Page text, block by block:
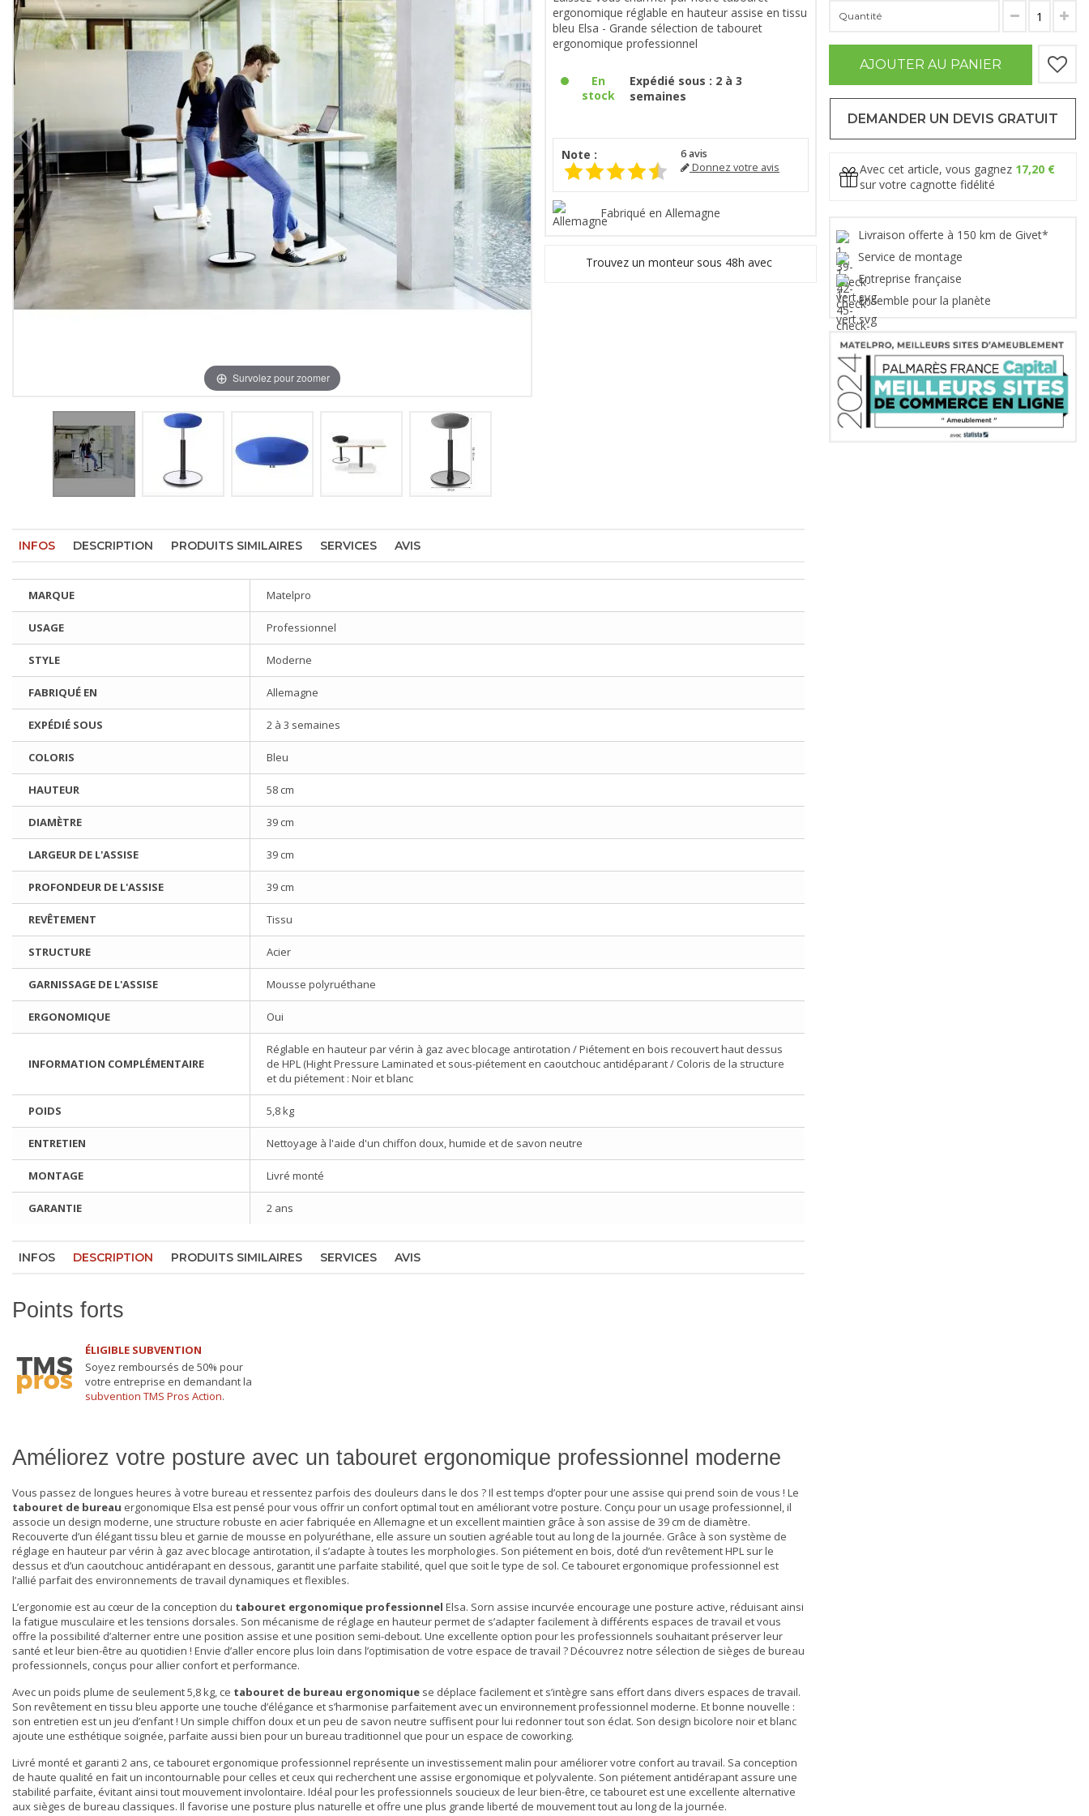
Survolez pour zoomer
ergonomique réglable en hauteur assise en tissu
bleu Elsa - Grande sélection de tabouret
ergonomique professionnel
En
stock
Expédié sous : 2 à 3
semaines
Note : 6avis
Donnez votre avis
Fabriqué en Allemagne
Trouvez un monteur sous 48h avec
INFOS DESCRIPTION PRODUITS SIMILAIRES SERVICES AVIS
MARQUE Matelpro
USAGE Professionnel
STYLE Moderne
FABRIQUÉ EN Allemagne
EXPÉDIÉ SOUS 2 à 3 semaines
COLORIS Bleu
HAUTEUR 58 cm
DIAMÈTRE 39 cm
LARGEUR DE L'ASSISE 39 cm
PROFONDEUR DE L'ASSISE 39 cm
REVÊTEMENT Tissu
STRUCTURE Acier
GARNISSAGE DE L'ASSISE Mousse polyruéthane
ERGONOMIQUE Oui
INFORMATION COMPLÉMENTAIRE
Réglable en hauteur par vérin à gaz avec blocage antirotation / Piétement en bois recouvert haut dessus
de HPL (Hight Pressure Laminated et sous-piétement en caoutchouc antidéparant / Coloris de la structure
et du piétement : Noir et blanc
POIDS 5,8 kg
ENTRETIEN Nettoyage à l'aide d'un chiffon doux, humide et de savon neutre
MONTAGE Livré monté
GARANTIE 2 ans
INFOS DESCRIPTION PRODUITS SIMILAIRES SERVICES AVIS
Points forts
ÉLIGIBLE SUBVENTION
Soyez remboursés de 50% pour
votre entreprise en demandant la
subvention TMS Pros Action.
Améliorez votre posture avec un tabouret ergonomique professionnel moderne
Vous passez de longues heures à votre bureau et ressentez parfois des douleurs dans le dos ? Il est temps d’opter pour une assise qui prend soin de vous ! Le
tabouret de bureau ergonomique Elsa est pensé pour vous offrir un confort optimal tout en améliorant votre posture. Conçu pour un usage professionnel, il
associe un design moderne, une structure robuste en acier fabriquée en Allemagne et un excellent maintien grâce à son assise de 39 cm de diamètre.
Recouverte d’un élégant tissu bleu et garnie de mousse en polyuréthane, elle assure un soutien agréable tout au long de la journée. Grâce à son système de
réglage en hauteur par vérin à gaz avec blocage antirotation, il s’adapte à toutes les morphologies. Son piétement en bois, doté d’un revêtement HPL sur le
dessus et d’un caoutchouc antidérapant en dessous, garantit une parfaite stabilité, quel que soit le type de sol. Ce tabouret ergonomique professionnel est
l’allié parfait des environnements de travail dynamiques et flexibles.
L’ergonomie est au cœur de la conception du tabouret ergonomique professionnel Elsa. Sorn assise incurvée encourage une posture active, réduisant ainsi
la fatigue musculaire et les tensions dorsales. Son mécanisme de réglage en hauteur permet de s’adapter facilement à différents espaces de travail et vous
offre la possibilité d’alterner entre une position assise et une position semi-debout. Une excellente option pour les professionnels souhaitant préserver leur
santé et leur bien-être au quotidien ! Envie d’aller encore plus loin dans l’optimisation de votre espace de travail ? Découvrez notre sélection de sièges de bureau
professionnels, conçus pour allier confort et performance.
Avec un poids plume de seulement 5,8 kg, ce tabouret de bureau ergonomique se déplace facilement et s’intègre sans effort dans divers espaces de travail.
Son revêtement en tissu bleu apporte une touche d’élégance et s’harmonise parfaitement avec un environnement professionnel moderne. Et bonne nouvelle :
son entretien est un jeu d’enfant ! Un simple chiffon doux et un peu de savon neutre suffisent pour lui redonner tout son éclat. Son design bicolore noir et blanc
ajoute une esthétique soignée, parfaite aussi bien pour un bureau traditionnel que pour un espace de coworking.
Livré monté et garanti 2 ans, ce tabouret ergonomique professionnel représente un investissement malin pour améliorer votre confort au travail. Sa conception
de haute qualité en fait un incontournable pour celles et ceux qui recherchent une assise ergonomique et polyvalente. Son piétement antidérapant assure une
stabilité parfaite, évitant ainsi tout mouvement involontaire. Idéal pour les professionnels soucieux de leur bien-être, ce tabouret est une excellente alternative
aux sièges de bureau classiques. Il favorise une posture plus naturelle et offre une plus grande liberté de mouvement tout au long de la journée.
Quantité
AJOUTER AU PANIER
DEMANDER UN DEVIS GRATUIT
Avec cet article, vous gagnez 17,20 €
sur votre cagnotte fidélité
Livraison offerte à 150 km de Givet*
Service de montage
Entreprise française
Ensemble pour la planète